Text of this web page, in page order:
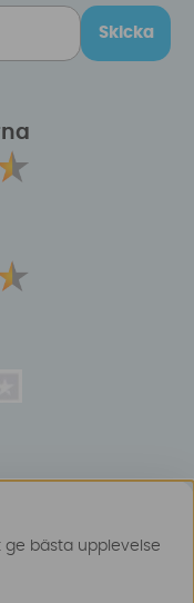
Skicka
bästa upplevelse